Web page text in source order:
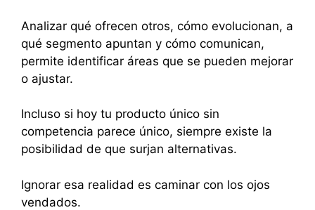
Analizar qué ofrecen otros, cómo evolucionan, a
qué segmento apuntan y cómo comunican,
permite identificar áreas que se pueden mejorar
o ajustar.
Incluso si hoy tu producto único sin
competencia parece único, siempre existe la
posibilidad de que surjan alternativas.
Ignorar esa realidad es caminar con los ojos
vendados.